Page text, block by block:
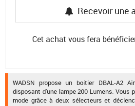
Recevoir une
Cet achat vous fera
WADSN propose un boitier DBAL-A2
disposant d'une lampe 200 Lumens. Vous
mode grâce à deux sélecteurs et